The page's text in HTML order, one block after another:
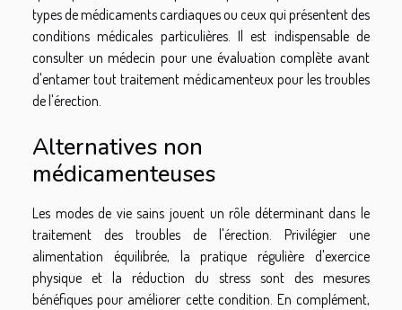
types de médicaments cardiaques ou ceux qui présentent des
conditions médicales particulières. Il est indispensable de
consulter un médecin pour une évaluation complète avant
d'entamer tout traitement médicamenteux pour les troubles
de l'érection.
Alternatives non
médicamenteuses
Les modes de vie sains jouent un rôle déterminant dans le
traitement des troubles de l'érection. Privilégier une
alimentation équilibrée, la pratique régulière d'exercice
physique et la réduction du stress sont des mesures
bénéfiques pour améliorer cette condition. En complément,